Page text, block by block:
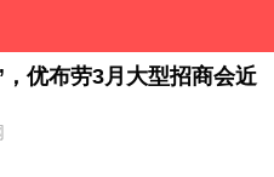
优布劳3月大型招商会近